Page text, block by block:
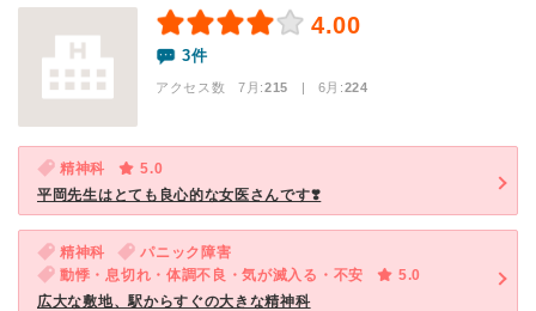
4.00
3件
アクセス数 7月:215 | 6月:224
精神科
5.0
平岡先生はとても良心的な女医さんです❣️
精神科
パニック障害
動悸・息切れ・体調不良・気が滅入る・不安
5.0
広大な敷地、駅からすぐの大きな精神科